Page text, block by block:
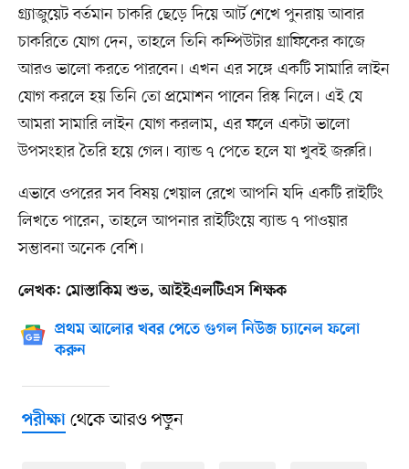
গ্র্যাজুয়েট বর্তমান চাকরি ছেড়ে দিয়ে আর্ট শেখে পুনরায় আবার
চাকরিতে যোগ দেন, তাহলে তিনি কম্পিউটার গ্রাফিকের কাজে
আরও ভালো করতে পারবেন। এখন এর সঙ্গে একটি সামারি লাইন
যোগ করলে হয় তিনি তো প্রমোশন পাবেন রিস্ক নিলে। এই যে
আমরা সামারি লাইন যোগ করলাম, এর ফলে একটা ভালো
উপসংহার তৈরি হয়ে গেল। ব্যান্ড ৭ পেতে হলে যা খুবই জরুরি।
এভাবে ওপরের সব বিষয় খেয়াল রেখে আপনি যদি একটি রাইটিং
লিখতে পারেন, তাহলে আপনার রাইটিংয়ে ব্যান্ড ৭ পাওয়ার
সম্ভাবনা অনেক বেশি।
লেখক: মোস্তাকিম শুভ, আইইএলটিএস শিক্ষক
প্রথম আলোর খবর পেতে গুগল নিউজ চ্যানেল ফলো
করুন
পরীক্ষাথেকে আরও পড়ুন